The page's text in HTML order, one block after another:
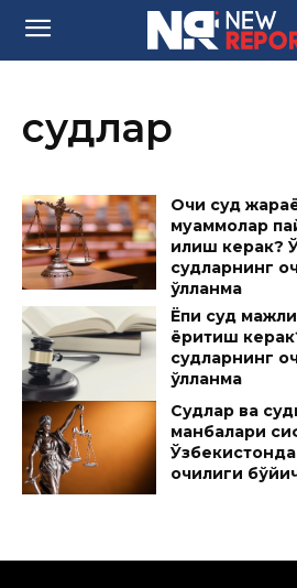
судлар
Очиқ суд
муаммолар
қилиш керак?
судларнинг
қўлланма
Ёпиқ суд
ёритиш
судларнинг
қўлланма
Судлар ва
манбалари
очиқлиги